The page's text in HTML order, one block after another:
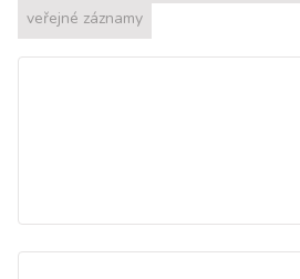
veřejné záznamy